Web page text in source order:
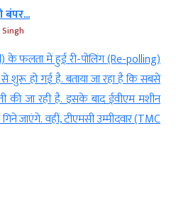
बंपर...
के फलता में हुई री-पोलिंग (Re-polling)
हो गई है. बताया जा रहा है कि सबसे
की जा रही है. इसके बाद ईवीएम मशीन
जाएंगे. वहीं, टीएमसी उम्मीदवार (TMC